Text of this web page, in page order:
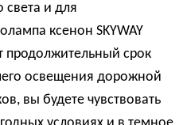
света и для
ксенон SKYWAY
продолжительный срок
освещения дорожной
вы будете чувствовать